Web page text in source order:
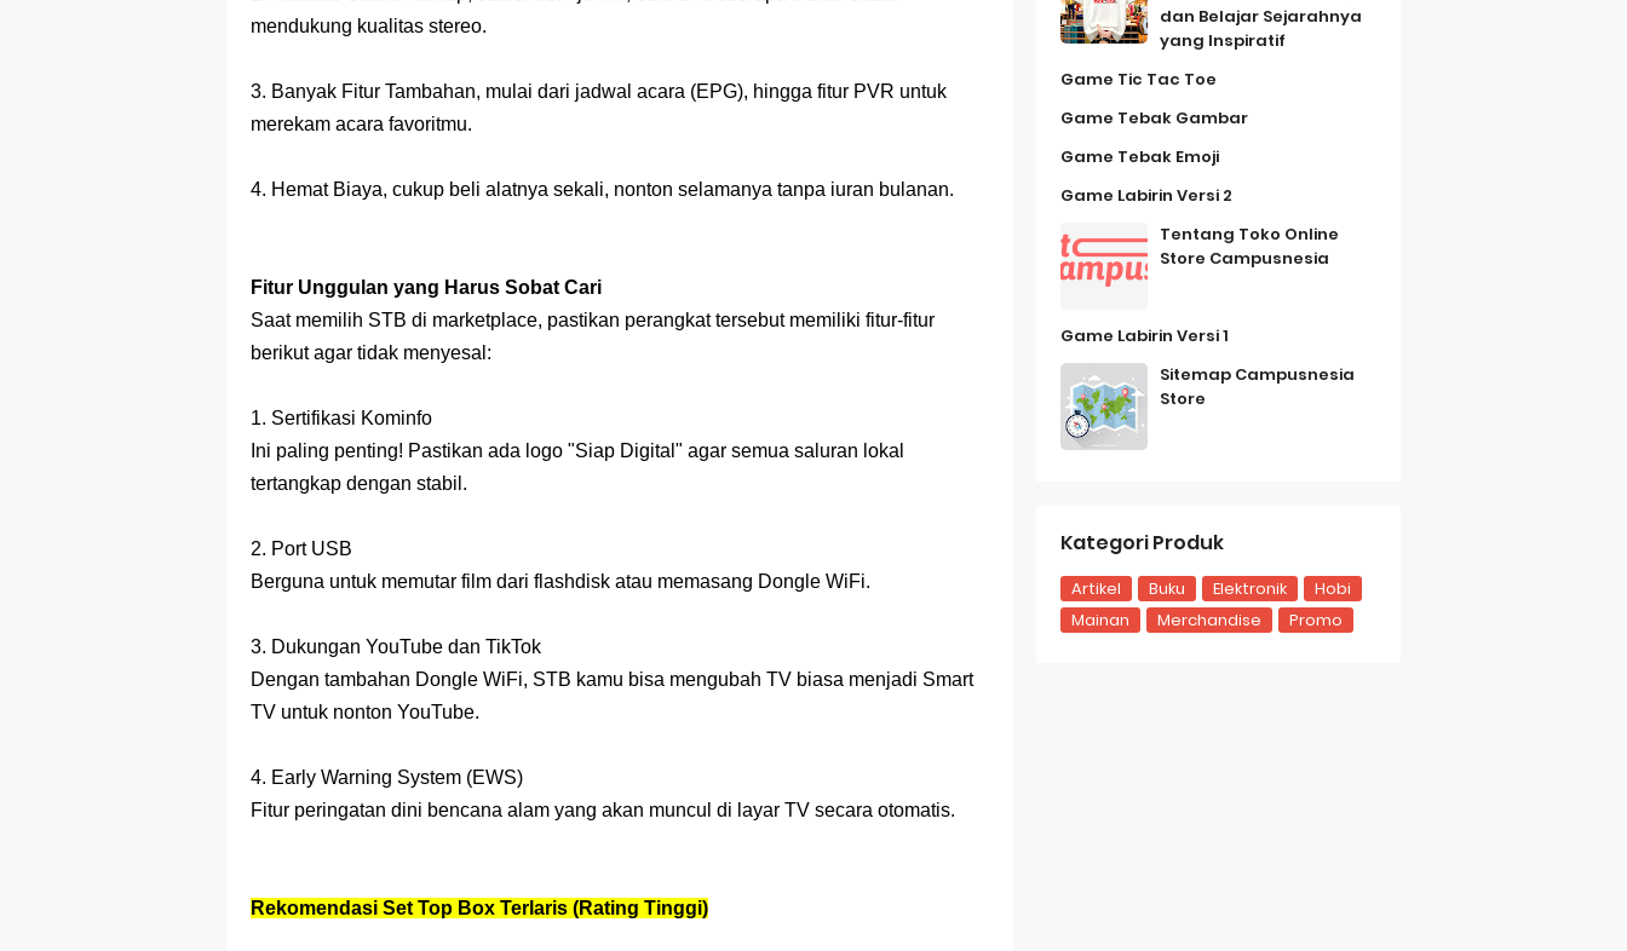
mendukung kualitas stereo.
3. Banyak Fitur Tambahan, mulai dari jadwal acara (EPG), hingga fitur PVR untuk
merekam acara favoritmu.
4. Hemat Biaya, cukup beli alatnya sekali, nonton selamanya tanpa iuran bulanan.
Fitur Unggulan yang Harus Sobat Cari
Saat memilih STB di marketplace, pastikan perangkat tersebut memiliki fitur-fitur
berikut agar tidak menyesal:
1. Sertifikasi Kominfo
Ini paling penting! Pastikan ada logo "Siap Digital" agar semua saluran lokal
tertangkap dengan stabil.
2. Port USB
Berguna untuk memutar film dari flashdisk atau memasang Dongle WiFi.
3. Dukungan YouTube dan TikTok
Dengan tambahan Dongle WiFi, STB kamu bisa mengubah TV biasa menjadi Smart
TV untuk nonton YouTube.
4. Early Warning System (EWS)
Fitur peringatan dini bencana alam yang akan muncul di layar TV secara otomatis.
Rekomendasi Set Top Box Terlaris (Rating Tinggi)
dan Belajar Sejarahnya
yang Inspiratif
Game Tic Tac Toe
Game Tebak Gambar
Game Tebak Emoji
Game Labirin Versi 2
Tentang Toko Online
Store Campusnesia
Game Labirin Versi 1
Sitemap Campusnesia
Store
Kategori Produk
Artikel Buku Elektronik
Hobi
Mainan
Merchandise Promo